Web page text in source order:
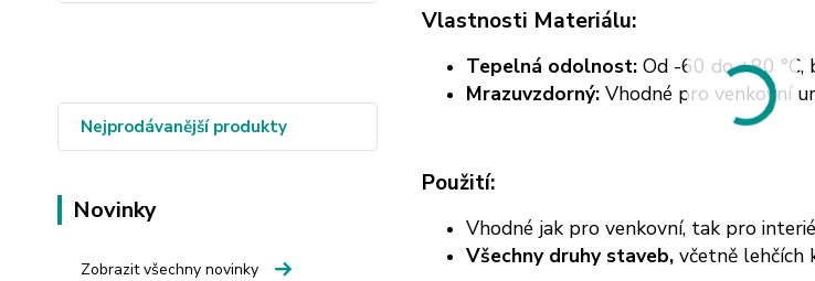
Nejprodávanější produkty
Novinky
Zobrazit všechny novinky
Vlastnosti Materiálu:
Tepelná odolnost:Od -60 do +80 °C,
Mrazuvzdorný:Vhodné pro venkovní
Použití:
Vhodné jak pro venkovní, tak pro
Všechny druhy staveb,včetně lehčích